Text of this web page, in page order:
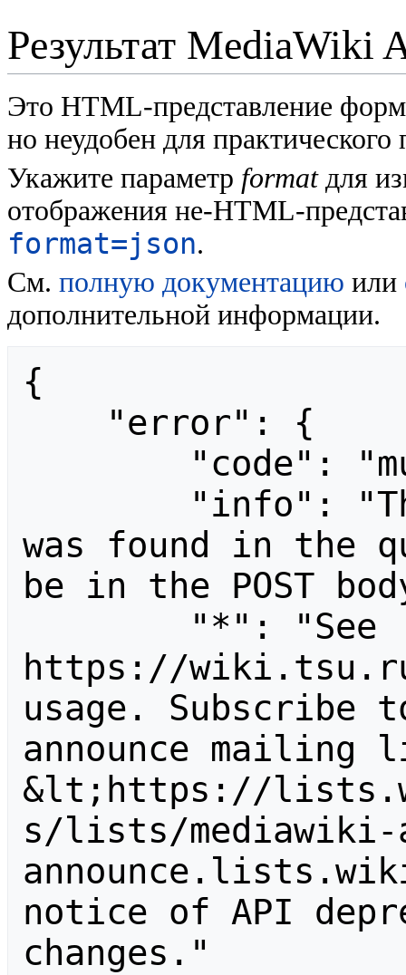
Результат MediaWiki
Это HTML-представление
но неудобен для
Укажите параметр formatдля
отображения не-HTML-
format=json.
См. полную документацию или
дополнительной информации.
{
was found in the
be in the POST
https://
usage. Subscribe
announce
&lt;https://
s/lists/
notice of API
changes."